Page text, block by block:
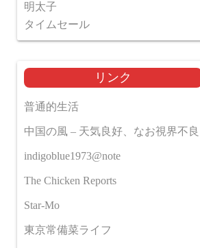
明太子
タイムセール
リンク
普通的生活
中国の風 – 天気良好、なお視界不良
indigoblue1973@note
The Chicken Reports
Star-Mo
東京常備菜ライフ